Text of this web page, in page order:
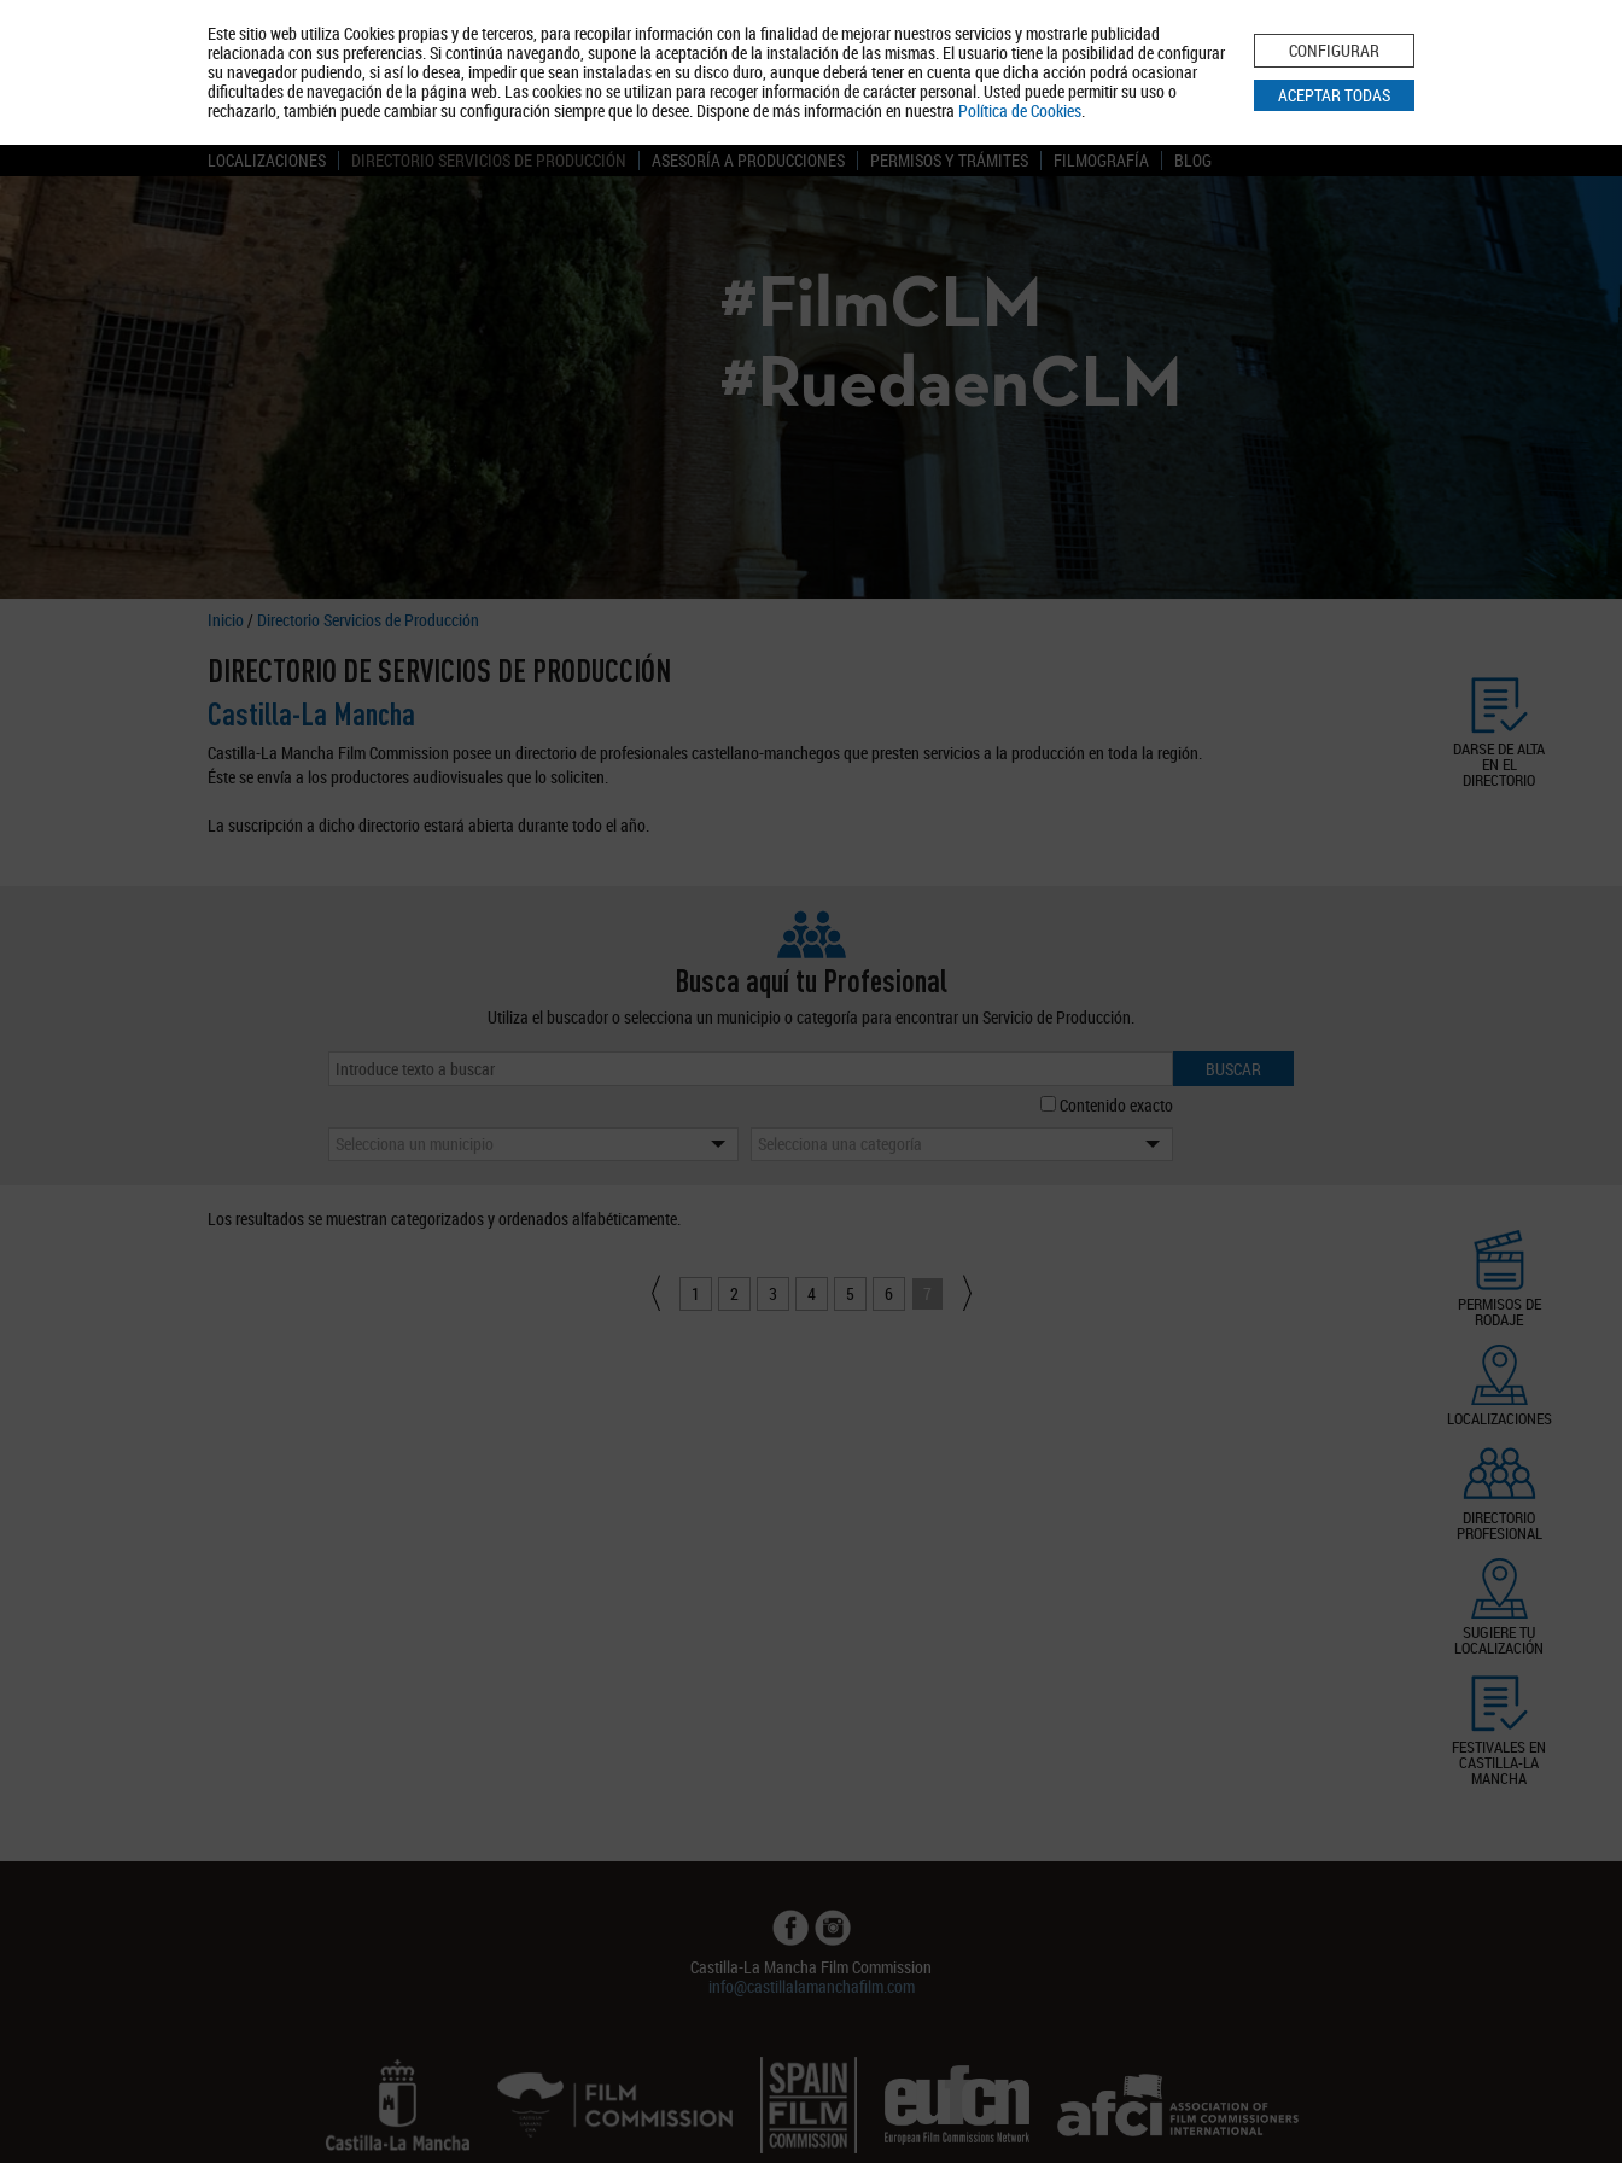
Este sitio web utiliza Cookies propias y de terceros, para recopilar información con la finalidad de mejorar nuestros servicios y mostrarle publicidad
relacionada con sus preferencias. Si continúa navegando, supone la aceptación de la instalación de las mismas. El usuario tiene la posibilidad de configurar
su navegador pudiendo, si así lo desea, impedir que sean instaladas en su disco duro, aunque deberá tener en cuenta que dicha acción podrá ocasionar
dificultades de navegación de la página web. Las cookies no se utilizan para recoger información de carácter personal. Usted puede permitir su uso o
rechazarlo, también puede cambiar su configuración siempre que lo desee. Dispone de más información en nuestra Política de Cookies.
CONFIGURAR
ACEPTAR TODAS
Quiénes somos Turismo Política de Privacidad Aviso Legal Política de Cookies
BUSCAR
LOCALIZACIONES DIRECTORIO SERVICIOS DE PRODUCCIÓN ASESORÍA A PRODUCCIONES PERMISOS Y TRÁMITES FILMOGRAFÍA BLOG
#FilmCLM
#RuedaenCLM
Inicio / Directorio Servicios de Producción
DARSE DE ALTA
EN EL
DIRECTORIO
DIRECTORIO DE SERVICIOS DE PRODUCCIÓN
Castilla-La Mancha
Castilla-La Mancha Film Commission posee un directorio de profesionales castellano-manchegos que presten servicios a la producción en toda la región.
Éste se envía a los productores audiovisuales que lo soliciten.
La suscripción a dicho directorio estará abierta durante todo el año.
Busca aquí tu Profesional
Utiliza el buscador o selecciona un municipio o categoría para encontrar un Servicio de Producción.
BUSCAR
Contenido exacto
Selecciona un municipio
Selecciona una categoría
PERMISOS DE
RODAJE
LOCALIZACIONES
DIRECTORIO
PROFESIONAL
SUGIERE TU
LOCALIZACIÓN
FESTIVALES EN
CASTILLA-LA
MANCHA
Los resultados se muestran categorizados y ordenados alfabéticamente.
1 2 3 4 5 6 7
Castilla-La Mancha Film Commission
info@castillalamanchafilm.com